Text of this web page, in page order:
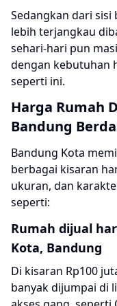
Sedangkan dari
lebih terjangkau
sehari-hari pun
dengan kebutuhan
seperti ini.
Harga Rumah
Bandung
Bandung Kota
berbagai kisaran
ukuran, dan
seperti:
Rumah dijual
Kota, Bandung
Di kisaran Rp100
banyak dijumpai di